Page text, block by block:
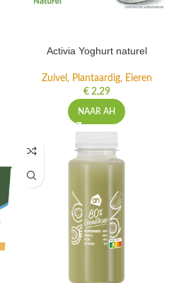
Activia Yoghurt naturel
Zuivel, Plantaardig, Eieren
€2,29
NAAR AH